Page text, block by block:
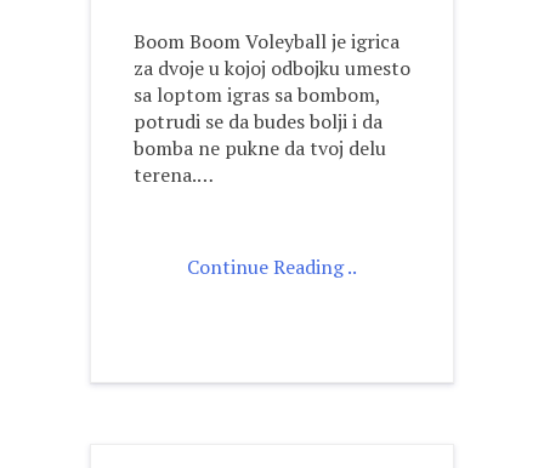
Boom Boom Voleyball je igrica
za dvoje u kojoj odbojku umesto
sa loptom igras sa bombom,
potrudi se da budes bolji i da
bomba ne pukne da tvoj delu
terena.…
Continue Reading ..